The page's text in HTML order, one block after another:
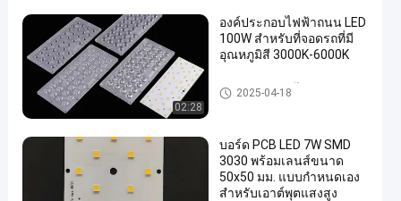
เลนส์
PC
แบบ
ออปติคัล
และ
ไฟ
SMD3030
02:28
องค์ประกอบไฟฟ้าถนน LED
100W สําหรับที่จอดรถที่มี
อุณหภูมิสี 3000K-6000K
ส่วนประกอบของไฟถนน LED
2025-04-18
บอร์ด PCB LED 7W SMD
3030 พร้อมเลนส์ขนาด
50x50 มม. แบบกำหนดเอง
สำหรับเอาต์พุตแสงสูง